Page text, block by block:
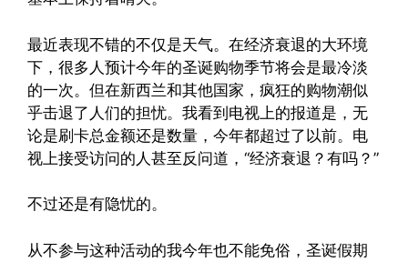
最近表现不错的不仅是天气。在经济衰退的大环境
下，很多人预计今年的圣诞购物季节将会是最冷淡
的一次。但在新西兰和其他国家，疯狂的购物潮似
乎击退了人们的担忧。我看到电视上的报道是，无
论是刷卡总金额还是数量，今年都超过了以前。电
视上接受访问的人甚至反问道，“经济衰退？有吗？”
不过还是有隐忧的。
从不参与这种活动的我今年也不能免俗，圣诞假期